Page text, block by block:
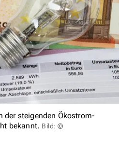
der steigenden Ökostrom-
bekannt. Bild: ©